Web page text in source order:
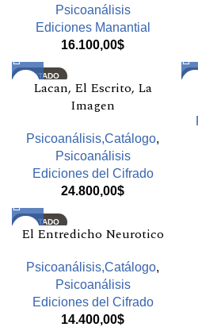
Psicoanálisis
Ediciones Manantial
16.100,00$
AGOTADO
Lacan, El Escrito, La
Imagen
Psicoanálisis,Catálogo,
Psicoanálisis
Ediciones del Cifrado
24.800,00$
AGOTADO
El Entredicho Neurotico
Psicoanálisis,Catálogo,
Psicoanálisis
Ediciones del Cifrado
14.400,00$